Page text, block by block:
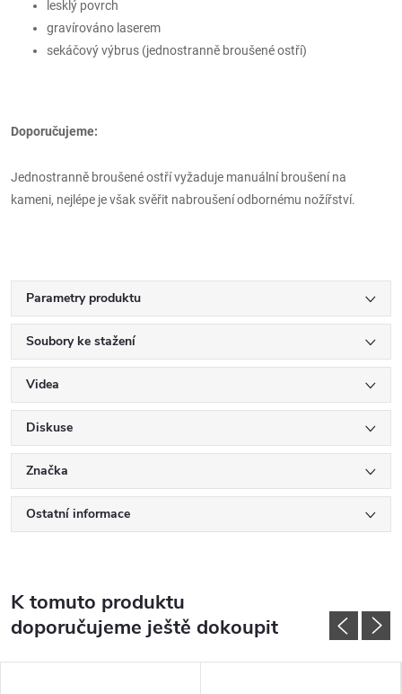
lesklý povrch
gravírováno laserem
sekáčový výbrus (jednostranně broušené ostří)
Doporučujeme:
Jednostranně broušené ostří vyžaduje manuální broušení na
kameni, nejlépe je však svěřit nabroušení odbornému nožířství.
Parametry produktu
Soubory ke stažení
Videa
Diskuse
Značka
Ostatní informace
K tomuto produktu
doporučujeme ještě dokoupit